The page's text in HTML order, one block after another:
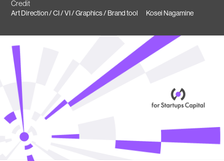
Credit
Art Direction / CI / VI / Graphics / Brand tool Kosei Nagamine